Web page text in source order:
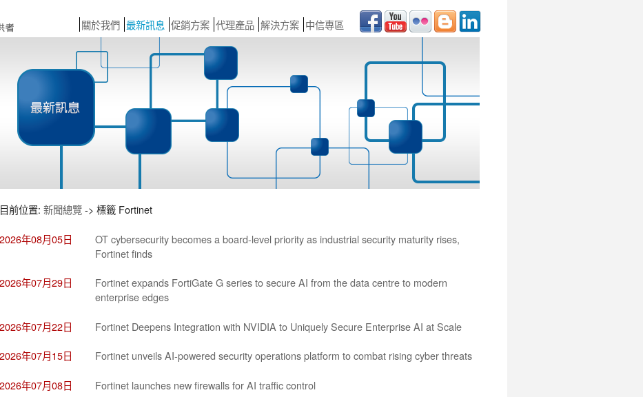
關於我們 最新訊息 促銷方案 代理產品 解決方案 中信專區
目前位置: 新聞總覽-> 標籤 Fortinet
2026年08月05日
OT cybersecurity becomes a board-level priority as industrial security maturity rises,
Fortinet finds
2026年07月29日
Fortinet expands FortiGate G series to secure AI from the data centre to modern
enterprise edges
2026年07月22日 Fortinet Deepens Integration with NVIDIA to Uniquely Secure Enterprise AI at Scale
2026年07月15日 Fortinet unveils AI-powered security operations platform to combat rising cyber threats
2026年07月08日 Fortinet launches new firewalls for AI traffic control